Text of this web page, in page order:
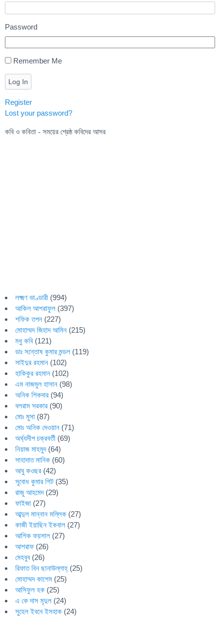
Password
Remember Me
Log In
Register
Lost your password?
কবি ও কবিতা - সময়ের শ্রেষ্ঠ কবিদের আসর
লক্ষ্মণ ভাণ্ডারী (994)
আকিল আশরাফুল (397)
শফিক তপন (227)
মোহাম্মদ জিহাদ আমিন (215)
মধু কবি (121)
ডাঃ সন্তোষ কুমার মন্ডল (119)
সাইদুর রহমান (102)
হাকিকুর রহমান (102)
এম নাজমুল হাসান (98)
অনিক শিকদার (94)
বলরাম সরকার (90)
মোঃ মুসা (87)
মোঃ অনিক দেওয়ান (71)
অর্ঘ্যদীপ চক্রবর্তী (69)
নিয়াজ মাহমুদ(64)
সাহাদাত মানিক (60)
আবু কওছর (42)
সুবোধ কুমার শিট (35)
রাজু আহমেদ(29)
ফাইজা (27)
আব্দুল মান্নান মল্লিক (27)
কাজী ইয়াছিন ইকবাল (27)
আশিক ফয়সাল (27)
আশরাফ (26)
মেহবুব (26)
রিফাত বিন ছানাউল্লাহ্ (25)
মোহাম্মদ কাশেম (25)
আসিফুল হক (25)
এ কে দাস মৃদুল (24)
সুহেল ইবনে ইসহাক (24)